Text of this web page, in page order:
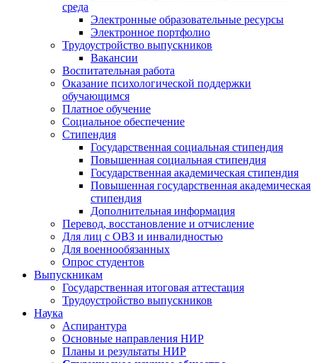
среда
Электронные образовательные ресурсы
Электронное портфолио
Трудоустройство выпускников
Вакансии
Воспитательная работа
Оказание психологической поддержки
обучающимся
Платное обучение
Социальное обеспечение
Стипендия
Государственная социальная стипендия
Повышенная социальная стипендия
Государственная академическая стипендия
Повышенная государственная академическая
стипендия
Дополнительная информация
Перевод, восстановление и отчисление
Для лиц с ОВЗ и инвалидностью
Для военнообязанных
Опрос студентов
Выпускникам
Государственная итоговая аттестация
Трудоустройство выпускников
Наука
Аспирантура
Основные направления НИР
Планы и результаты НИР